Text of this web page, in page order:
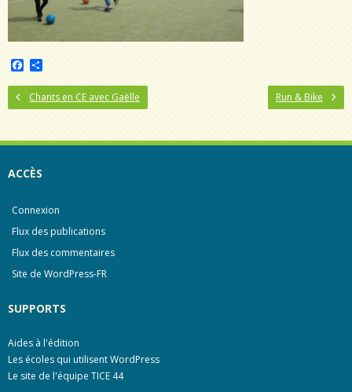
c
e
o
r
t
e
Chants en CE avec Gaëlle Run & Bike
ACCÈS
Connexion
Flux des publications
Flux des commentaires
Site de WordPress-FR
SUPPORTS
Aides à l'édition
Les écoles qui utilisent WordPress
Le site de l'équipe TICE 44